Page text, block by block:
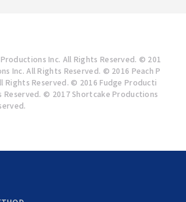
Inc. All Rights Reserved. © 201
Inc. All Rights Reserved. © 2016 Peach P
Rights Reserved. © 2016 Fudge Producti
Reserved. © 2017 Shortcake Productions